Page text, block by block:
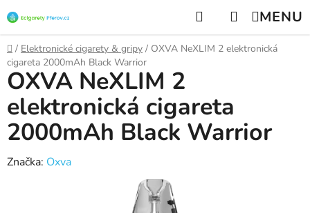
na
obsah
Hledat NÁKUPNÍ
KOŠÍK
Domů
/ Elektronické cigarety & gripy / OXVA NeXLIM 2 elektronická
cigareta 2000mAh Black Warrior
OXVA NeXLIM 2
elektronická cigareta
2000mAh Black Warrior
Značka: Oxva